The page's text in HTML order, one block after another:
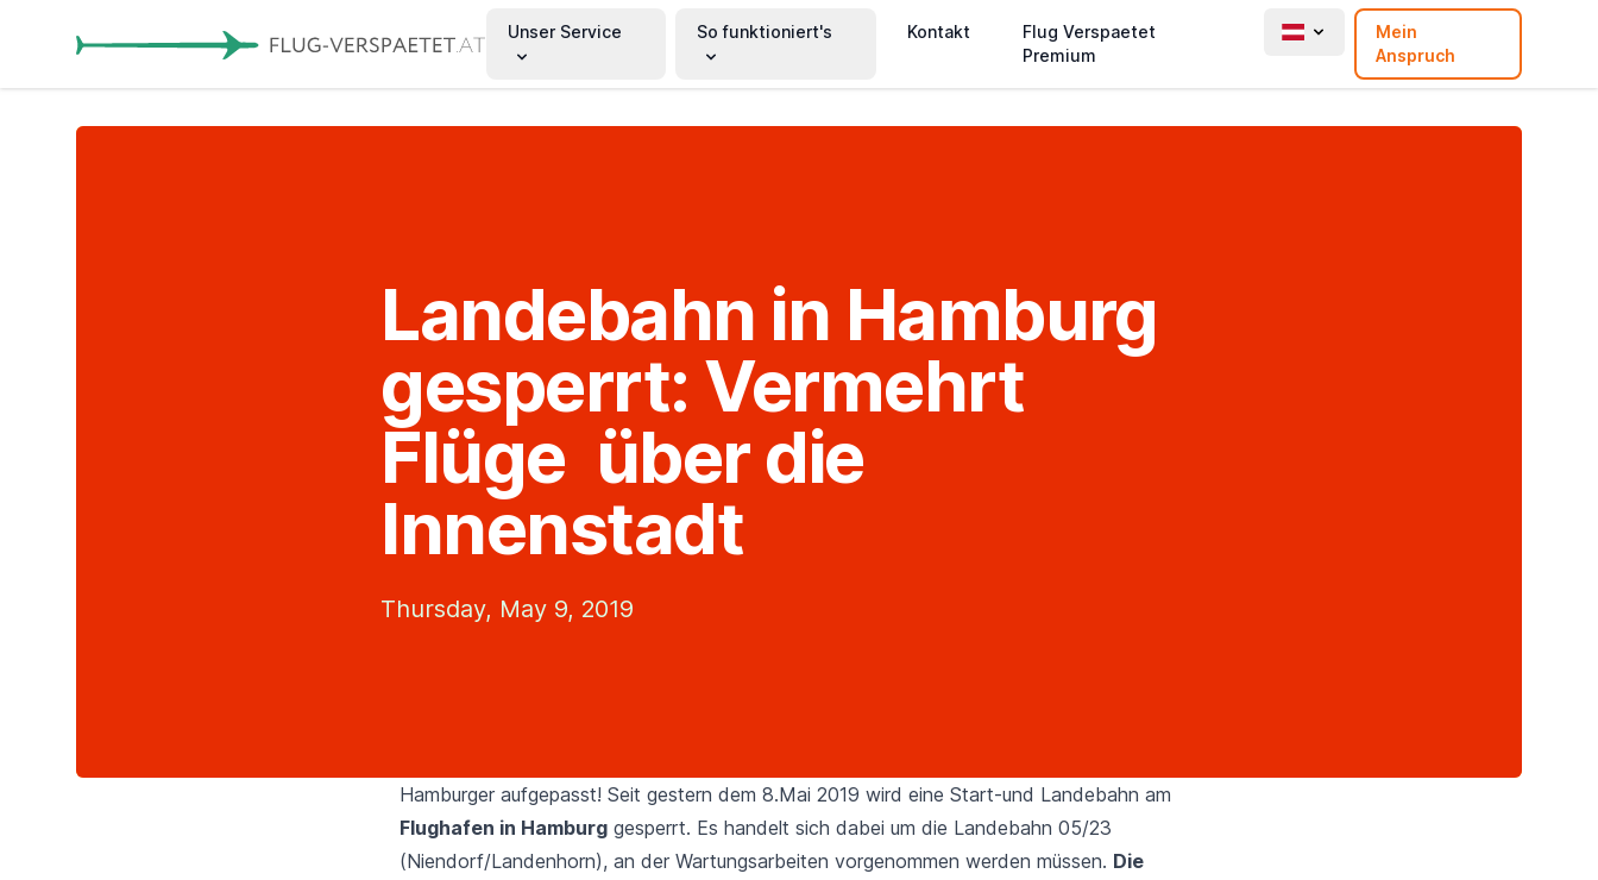
Unser Service So funktioniert's Kontakt
Flug Verspaetet
Premium
Mein
Anspruch
Landebahn in Hamburg
gesperrt: Vermehrt
Flüge über die
Innenstadt
Thursday, May 9, 2019
Hamburger aufgepasst! Seit gestern dem 8.Mai 2019 wird eine Start-und Landebahn am
Flughafen in Hamburg gesperrt. Es handelt sich dabei um die Landebahn 05/23
(Niendorf/Landenhorn), an der Wartungsarbeiten vorgenommen werden müssen. Die